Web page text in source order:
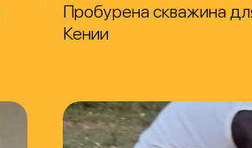
Пробурена скважина
Кении